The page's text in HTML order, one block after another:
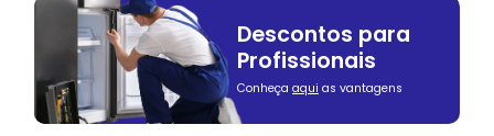
Descontos para
Profissionais
Conheça aqui as vantagens